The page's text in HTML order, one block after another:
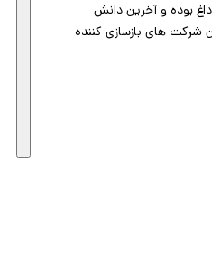
بوده و آخرین دانش
شرکت های بازسازی کننده